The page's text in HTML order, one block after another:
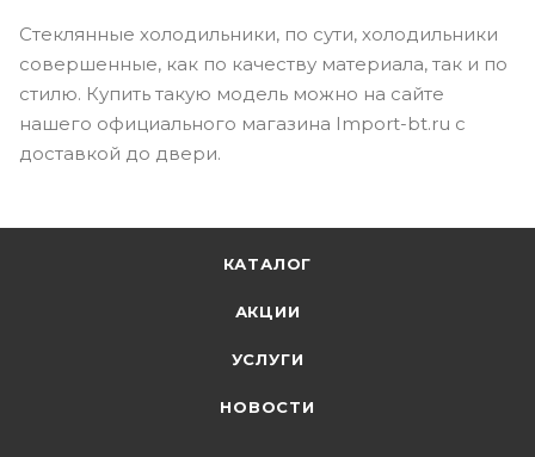
Стеклянные холодильники, по сути, холодильники
совершенные, как по качеству материала, так и по
стилю. Купить такую модель можно на сайте
нашего официального магазина Import-bt.ru с
доставкой до двери.
КАТАЛОГ
АКЦИИ
УСЛУГИ
НОВОСТИ